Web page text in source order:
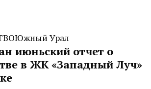
Южный Урал
июньский отчет о
в ЖК «Западный Луч»